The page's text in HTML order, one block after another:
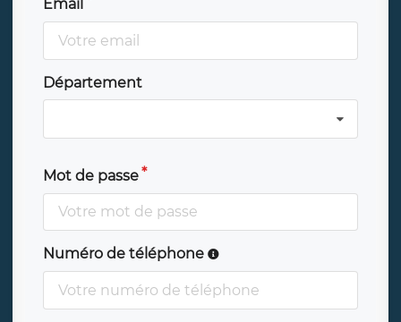
Email
Département
Mot de passe
Numéro de téléphone